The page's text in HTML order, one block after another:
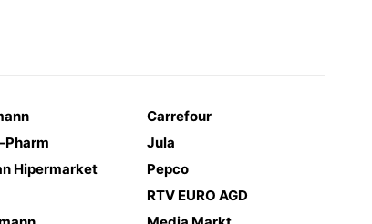
Carrefour
Pharm
Jula
Hipermarket
Pepco
RTV EURO AGD